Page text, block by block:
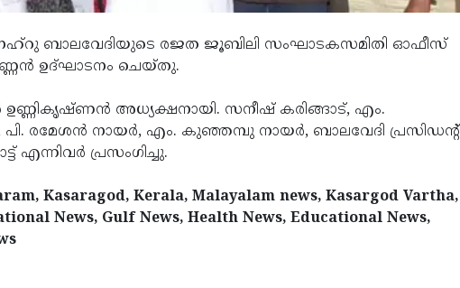
ബാലവേദിയുടെ രജത ജൂബിലി സംഘാടകസമിതി ഓഫീസ്
ഉദ്ഘാടനം ചെയ്തു.
അധ്യക്ഷനായി. സനീഷ് കരിങ്ങാട്, എം.
രമേശന്‍ നായര്‍, എം. കുഞ്ഞമ്പു നായര്‍, ബാലവേദി പ്രസിഡന്റ്
പ്രസംഗിച്ചു.
Kasaragod, Kerala, Malayalam news, Kasargod Vartha,
News, Gulf News, Health News, Educational News,